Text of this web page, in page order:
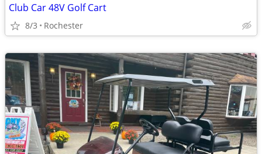
Club Car 48V Golf Cart
8/3 Rochester